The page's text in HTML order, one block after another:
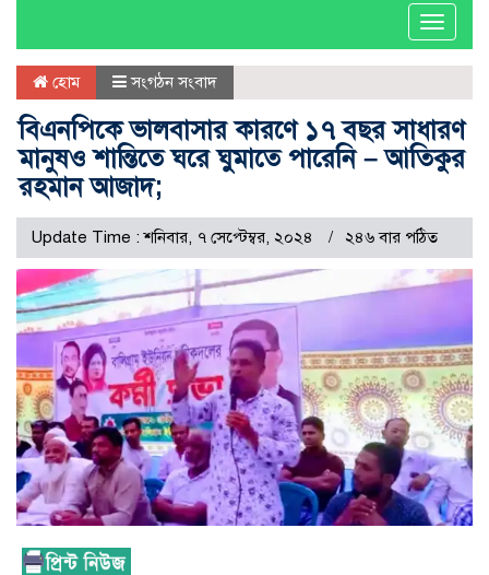
Toggle
হোম সংগঠন সংবাদ
বিএনপিকে ভালবাসার কারণে ১৭ বছর সাধারণ
মানুষও শান্তিতে ঘরে ঘুমাতে পারেনি – আতিকুর
রহমান আজাদ;
Update Time : শনিবার, ৭ সেপ্টেম্বর, ২০২৪ ২৪৬ বার পঠিত